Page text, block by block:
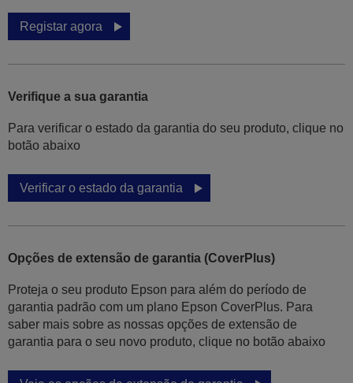
Registar agora
Verifique a sua garantia
Para verificar o estado da garantia do seu produto, clique no
botão abaixo
Verificar o estado da garantia
Opções de extensão de garantia (CoverPlus)
Proteja o seu produto Epson para além do período de
garantia padrão com um plano Epson CoverPlus. Para
saber mais sobre as nossas opções de extensão de
garantia para o seu novo produto, clique no botão abaixo